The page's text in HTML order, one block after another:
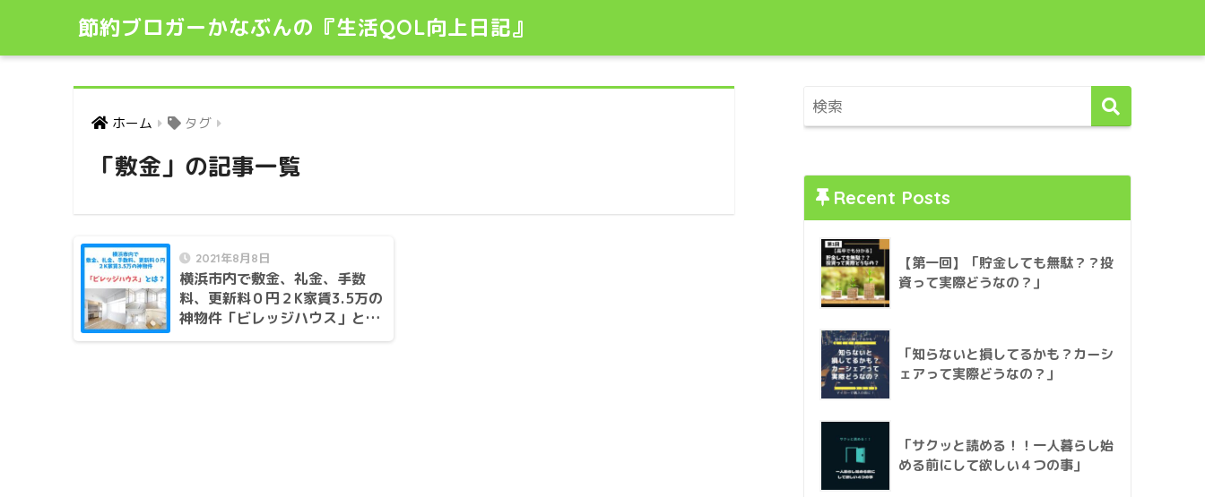
節約ブロガーかなぶんの『生活QOL向上日記』
ホーム タグ
「敷金」の記事一覧
2021年8月8日
横浜市内で敷金、礼金、手数
料、更新料０円２K家賃3.5万の
神物件「ビレッジハウス」と
は？
Recent Posts
【第一回】「貯金しても無駄？？投
資って実際どうなの？」
「知らないと損してるかも？カーシ
ェアって実際どうなの？」
「サクッと読める！！一人暮らし始
める前にして欲しい４つの事」